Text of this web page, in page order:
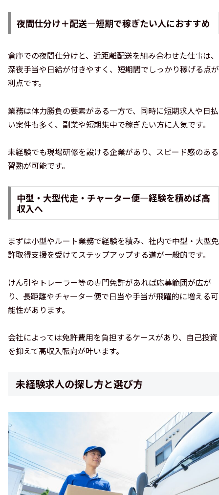
夜間仕分け＋配送—短期で稼ぎたい人におすすめ
倉庫での夜間仕分けと、近距離配送を組み合わせた仕事は、
深夜手当や日給が付きやすく、短期間でしっかり稼げる点が
利点です。
業務は体力勝負の要素がある一方で、同時に短期求人や日払
い案件も多く、副業や短期集中で稼ぎたい方に人気です。
未経験でも現場研修を設ける企業があり、スピード感のある
習熟が可能です。
中型・大型代走・チャーター便—経験を積めば高
収入へ
まずは小型やルート業務で経験を積み、社内で中型・大型免
許取得支援を受けてステップアップする道が一般的です。
けん引やトレーラー等の専門免許があれば応募範囲が広が
り、長距離やチャーター便で日当や手当が飛躍的に増える可
能性があります。
会社によっては免許費用を負担するケースがあり、自己投資
を抑えて高収入転向が叶います。
未経験求人の探し方と選び方